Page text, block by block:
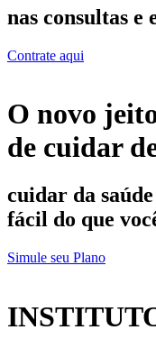
nas consultas e
Contrate aqui
O novo
de cuidar
cuidar da
fácil do que
Simule seu Plano